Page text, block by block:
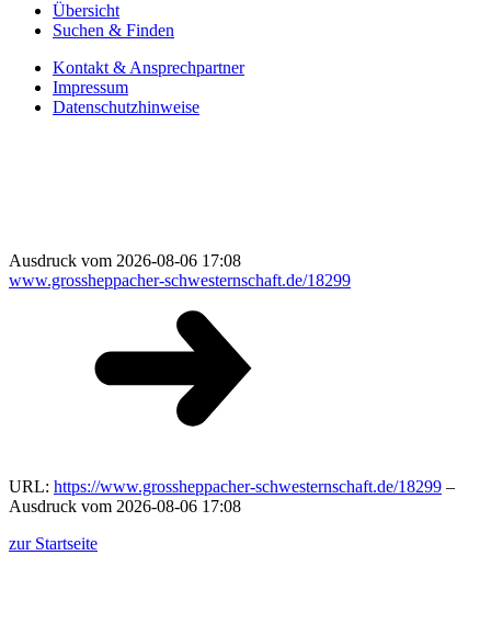
Übersicht
Suchen & Finden
Kontakt & Ansprechpartner
Impressum
Datenschutzhinweise
Ausdruck vom 2026-08-06 17:08
www.grossheppacher-schwesternschaft.de/18299
URL: https://www.grossheppacher-schwesternschaft.de/18299 –
Ausdruck vom 2026-08-06 17:08
zur Startseite